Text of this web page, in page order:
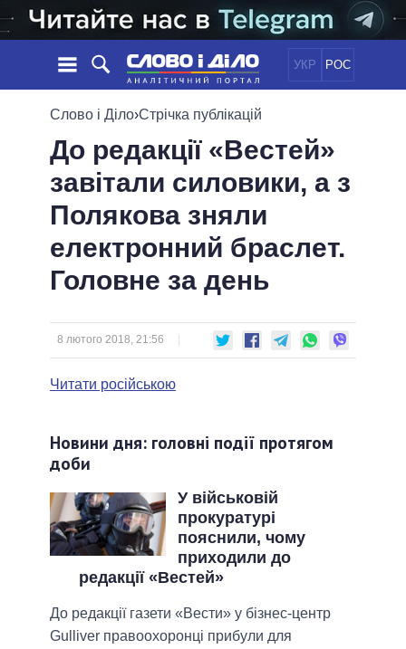
УКР РОС
НОВИНИ
СТРІЧКА
ПОДІЇ
СТАТТІ
ОГЛЯДИ
ДАЙДЖЕСТИ
ПОЛІТИКА
ЕКОНОМІКА
СУСПІЛЬСТВО
СВІТ
ОБIЦЯНКИ
ПОЛIТИКИ
ПРЕЗИДЕНТ І ОФІС
ВЕРХОВНА РАДА
ГОЛОВИ ОБЛАДМІНІСТРАЦІЙ
ВСІ ПЕРСОНИ
ІНФОГРАФІКА
ВІДЕО
ПОРІВНЯННЯ ПОЛІТИКІВ
Слово і Діло›Стрічка публікацій
До редакції «Вестей»
завітали силовики, а з
Полякова зняли
електронний браслет.
Головне за день
8 лютого 2018, 21:56
Читати російською
Новини дня: головні події протягом
доби
У військовій
прокуратурі
пояснили, чому
приходили до
редакції «Вестей»
До редакції газети «Вести» у бізнес-центр
Gulliver правоохоронці прибули для